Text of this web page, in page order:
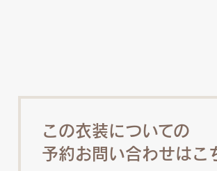
この衣装についての
予約お問い合わせはこ